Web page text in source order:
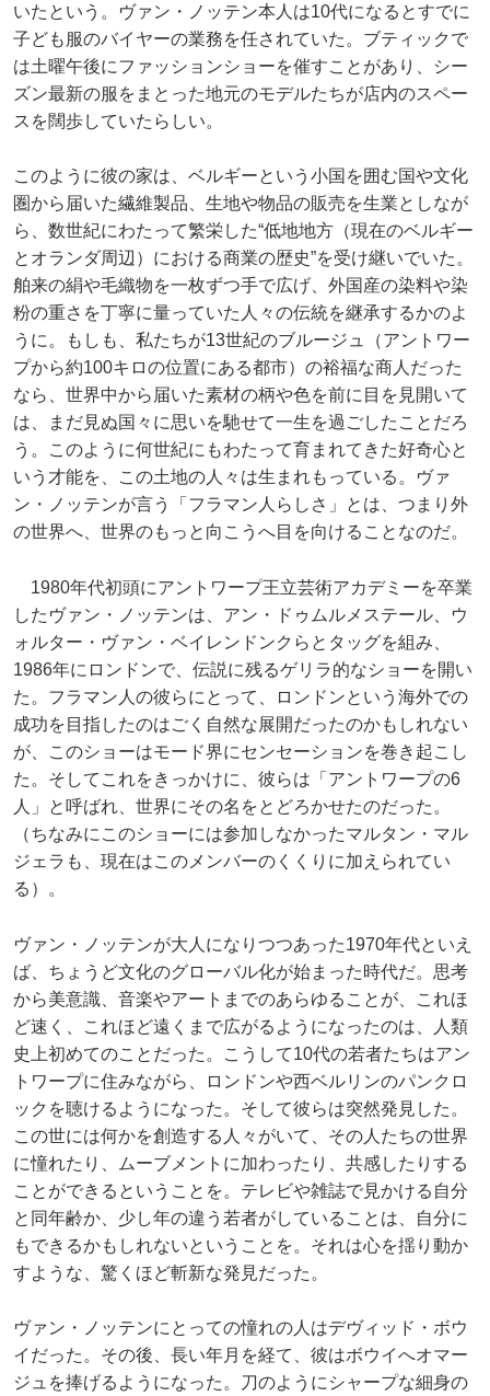
いたという。ヴァン・ノッテン本人は10代になるとすでに
子ども服のバイヤーの業務を任されていた。ブティックで
は土曜午後にファッションショーを催すことがあり、シー
ズン最新の服をまとった地元のモデルたちが店内のスペー
スを闊歩していたらしい。
このように彼の家は、ベルギーという小国を囲む国や文化
圏から届いた繊維製品、生地や物品の販売を生業としなが
ら、数世紀にわたって繁栄した“低地地方（現在のベルギー
とオランダ周辺）における商業の歴史”を受け継いでいた。
舶来の絹や毛織物を一枚ずつ手で広げ、外国産の染料や染
粉の重さを丁寧に量っていた人々の伝統を継承するかのよ
うに。もしも、私たちが13世紀のブルージュ（アントワー
プから約100キロの位置にある都市）の裕福な商人だった
なら、世界中から届いた素材の柄や色を前に目を見開いて
は、まだ見ぬ国々に思いを馳せて一生を過ごしたことだろ
う。このように何世紀にもわたって育まれてきた好奇心と
いう才能を、この土地の人々は生まれもっている。ヴァ
ン・ノッテンが言う「フラマン人らしさ」とは、つまり外
の世界へ、世界のもっと向こうへ目を向けることなのだ。
1980年代初頭にアントワープ王立芸術アカデミーを卒業
したヴァン・ノッテンは、アン・ドゥムルメステール、ウ
ォルター・ヴァン・ベイレンドンクらとタッグを組み、
1986年にロンドンで、伝説に残るゲリラ的なショーを開い
た。フラマン人の彼らにとって、ロンドンという海外での
成功を目指したのはごく自然な展開だったのかもしれない
が、このショーはモード界にセンセーションを巻き起こし
た。そしてこれをきっかけに、彼らは「アントワープの6
人」と呼ばれ、世界にその名をとどろかせたのだった。
（ちなみにこのショーには参加しなかったマルタン・マル
ジェラも、現在はこのメンバーのくくりに加えられてい
る）。
ヴァン・ノッテンが大人になりつつあった1970年代といえ
ば、ちょうど文化のグローバル化が始まった時代だ。思考
から美意識、音楽やアートまでのあらゆることが、これほ
ど速く、これほど遠くまで広がるようになったのは、人類
史上初めてのことだった。こうして10代の若者たちはアン
トワープに住みながら、ロンドンや西ベルリンのパンクロ
ックを聴けるようになった。そして彼らは突然発見した。
この世には何かを創造する人々がいて、その人たちの世界
に憧れたり、ムーブメントに加わったり、共感したりする
ことができるということを。テレビや雑誌で見かける自分
と同年齢か、少し年の違う若者がしていることは、自分に
もできるかもしれないということを。それは心を揺り動か
すような、驚くほど斬新な発見だった。
ヴァン・ノッテンにとっての憧れの人はデヴィッド・ボウ
イだった。その後、長い年月を経て、彼はボウイへオマー
ジュを捧げるようになった。刀のようにシャープな細身の